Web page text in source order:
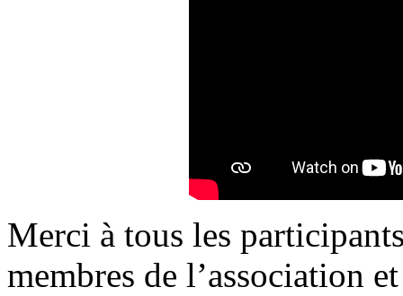
Merci à tous les
membres de l’association